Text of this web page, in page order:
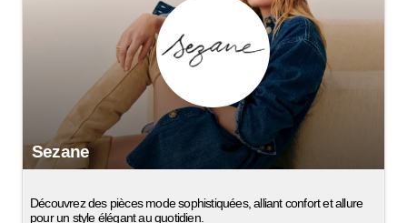
Sezane
Découvrez des pièces mode sophistiquées, alliant confort et allure
pour un style élégant au quotidien.